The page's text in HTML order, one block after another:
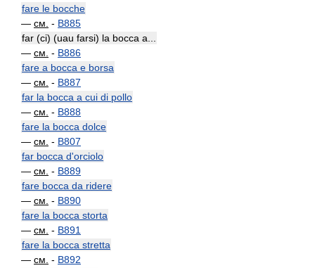
fare le bocche
— см. - B885
far (ci) (uau farsi) la bocca a...
— см. - B886
fare a bocca e borsa
— см. - B887
far la bocca a cui di pollo
— см. - B888
fare la bocca dolce
— см. - B807
far bocca d'orciolo
— см. - B889
fare bocca da ridere
— см. - B890
fare la bocca storta
— см. - B891
fare la bocca stretta
— см. - B892